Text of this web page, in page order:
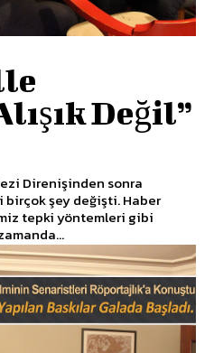
Değil”
Direnişinden sonra
birçok şey değişti. Haber
tepki yöntemleri gibi